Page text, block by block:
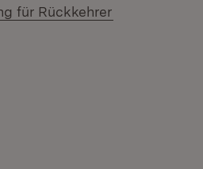
für Rückkehrer